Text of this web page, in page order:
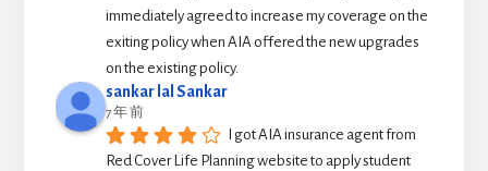
immediately agreed to increase my coverage on the
exiting policy when AIA offered the new upgrades
on the existing policy.
sankar lal Sankar
7 年 前
I got AIA insurance agent from
Red Cover Life Planning website to apply student